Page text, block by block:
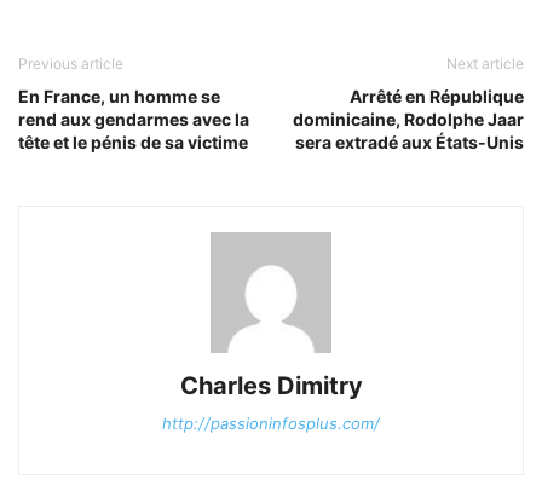
Previous article
En France, un homme se
rend aux gendarmes avec la
tête et le pénis de sa victime
Next article
Arrêté en République
dominicaine, Rodolphe Jaar
sera extradé aux États-Unis
Charles Dimitry
http://passioninfosplus.com/